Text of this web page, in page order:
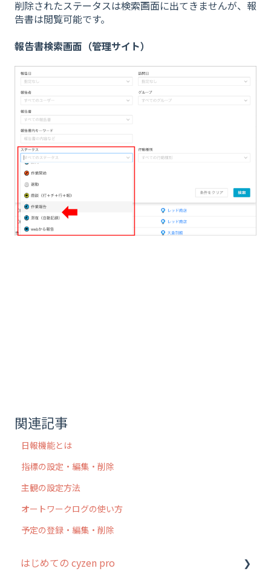
削除されたステータスは検索画面に出てきませんが、報
告書は閲覧可能です。
報告書検索画面（管理サイト）
関連記事
日報機能とは
指標の設定・編集・削除
主観の設定方法
オートワークログの使い方
予定の登録・編集・削除
はじめての cyzen pro